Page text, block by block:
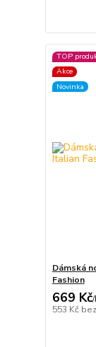
TOP
Akce
Novinka
Dámská
Fashion
669 Kč/
553 Kč